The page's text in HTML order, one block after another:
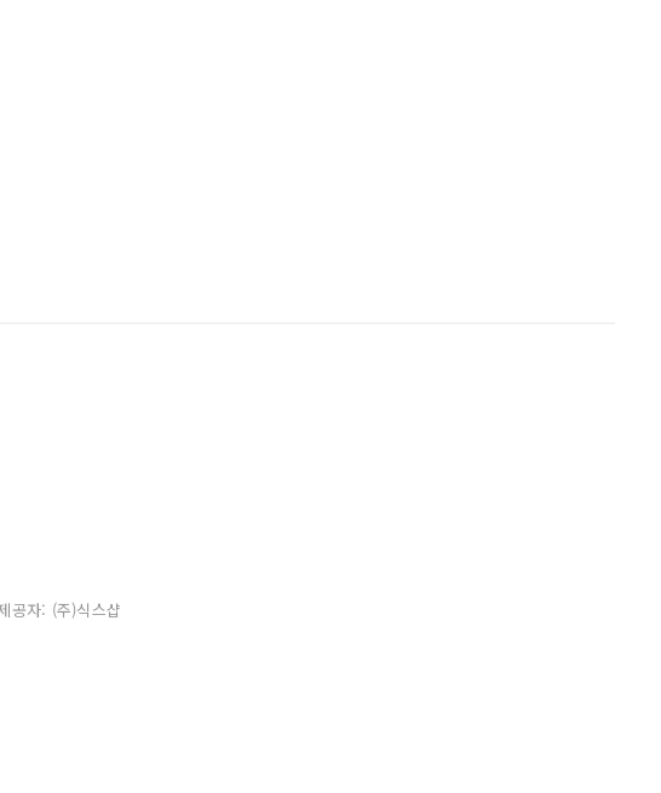
공자: (주)식스샵